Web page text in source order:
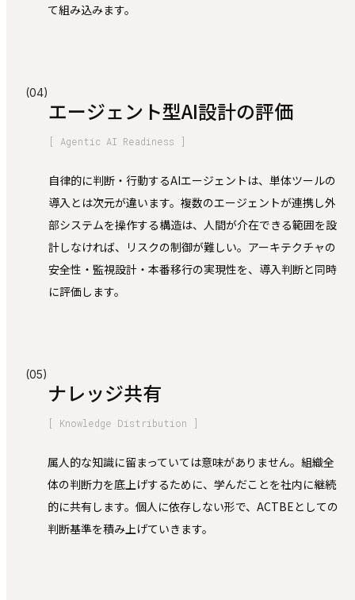
て組み込みます。
(04)
エージェント型AI設計の評価
[ Agentic AI Readiness ]
自律的に判断・行動するAIエージェントは、単体ツールの
導入とは次元が違います。複数のエージェントが連携し外
部システムを操作する構造は、人間が介在できる範囲を設
計しなければ、リスクの制御が難しい。アーキテクチャの
安全性・監視設計・本番移行の実現性を、導入判断と同時
に評価します。
(05)
ナレッジ共有
[ Knowledge Distribution ]
属人的な知識に留まっていては意味がありません。組織全
体の判断力を底上げするために、学んだことを社内に継続
的に共有します。個人に依存しない形で、ACTBEとしての
判断基準を積み上げていきます。